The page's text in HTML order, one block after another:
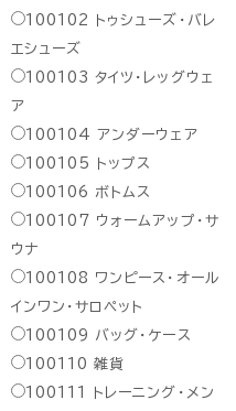
100102
トゥシューズ・バレ
エシューズ
100103 タイツ・レッグウェ
ア
100104 アンダーウェア
100105
トップス
100106
ボトムス
100107
ウォームアップ・サ
ウナ
100108
ワンピース・オール
インワン・サロペット
100109
バッグ・ケース
100110 雑貨
100111
トレーニング・メン